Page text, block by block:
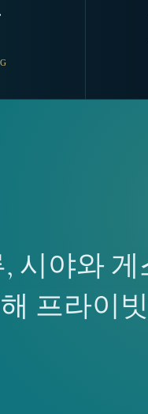
, 시야와
프라이